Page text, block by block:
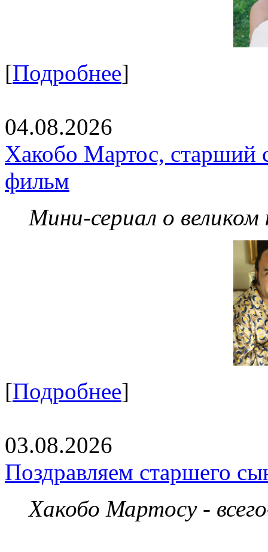
[Подробнее]
04.08.2026
Хакобо Мартос, старший
фильм
Мини-сериал о великом
[Подробнее]
03.08.2026
Поздравляем старшего
Хакобо Мартосу -